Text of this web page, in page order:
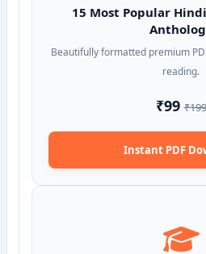
15 Most Popular
Beautifully formatted premium
reading.
₹99₹199
Instant PDF